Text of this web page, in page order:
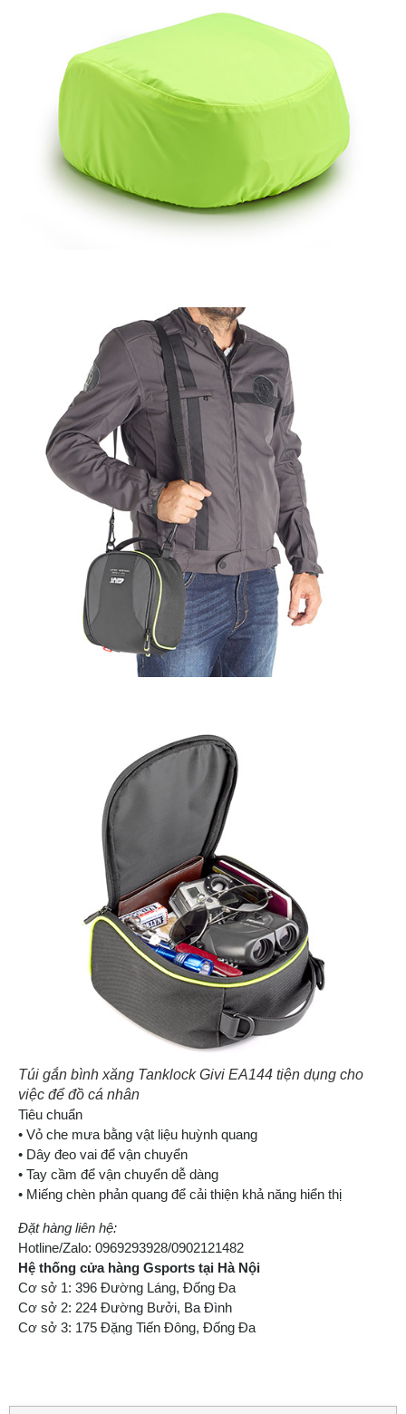
Túi gắn bình xăng Tanklock Givi EA144 tiện dụng cho
việc để đồ cá nhân
Tiêu chuẩn
• Vỏ che mưa bằng vật liệu huỳnh quang
• Dây đeo vai để vận chuyển
• Tay cầm để vận chuyển dễ dàng
• Miếng chèn phản quang để cải thiện khả năng hiển thị
Đặt hàng liên hệ:
Hotline/Zalo: 0969293928/0902121482
Hệ thống cửa hàng Gsports tại Hà Nội
Cơ sở 1: 396 Đường Láng, Đống Đa
Cơ sở 2: 224 Đường Bưởi, Ba Đình
Cơ sở 3: 175 Đặng Tiến Đông, Đống Đa